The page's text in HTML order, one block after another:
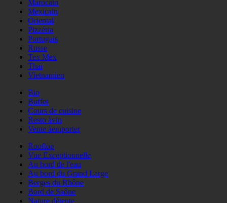
Marocain
Mexicain
Oriental
Pizzéria
Portugais
Russe
Tex Mex
Thaï
Vietnamien
Bio
Buffet
Cours de cuisine
Resto àvin
Vente àemporter
Rooftop
Vue Exceptionnelle
Au bord de l'eau
Au bord du Grand Large
Berges du Rhône
Bord de Saône
Nature détente